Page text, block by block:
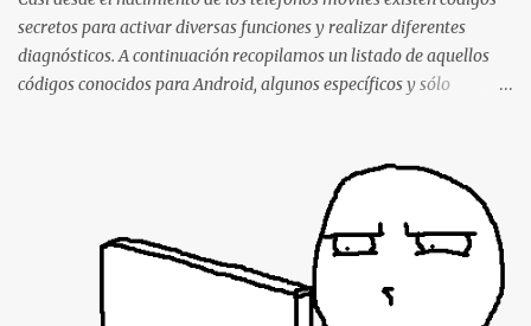
Remotely with Just a Message
secretos para activar diversas funciones y realizar diferentes
diagnósticos. A continuación recopilamos un listado de aquellos
códigos conocidos para Android, algunos específicos y sólo
IMEI del dispositivo *#*#1111#*#* : Información sobre la versión
de software FTA *#*#2222#*#* : Información sobre la v ersión
del hardware FTA *#*#1234#*#* : Información sobre la versión
de software PDA y de firmware *#*#232337#*#* : Muestra la
dirección Bluetooth del smartphone *#*#232338#*#* : Muestra
la dirección MAC del la tarjeta WiFi del dispositivo *#*#2663#*#*